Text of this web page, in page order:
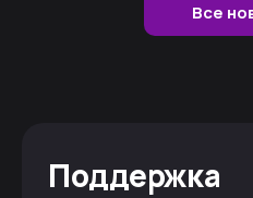
Все
Поддержка